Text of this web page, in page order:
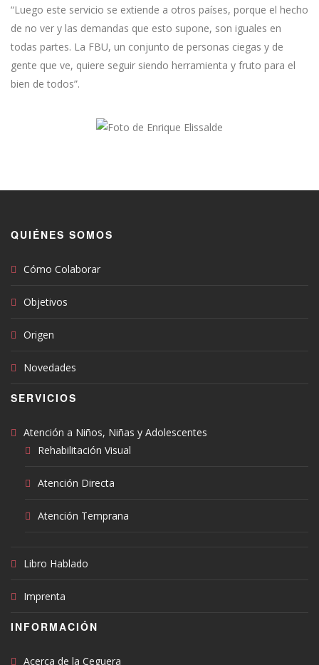
“Luego este servicio se extiende a otros países, porque el hecho
de no ver y las demandas que esto supone, son iguales en
todas partes. La FBU, un conjunto de personas ciegas y de
gente que ve, quiere seguir siendo herramienta y fruto para el
bien de todos”.
QUIÉNES SOMOS
Cómo Colaborar
Objetivos
Origen
Novedades
SERVICIOS
Atención a Niños, Niñas y Adolescentes
Rehabilitación Visual
Atención Directa
Atención Temprana
Libro Hablado
Imprenta
INFORMACIÓN
Acerca de la Ceguera